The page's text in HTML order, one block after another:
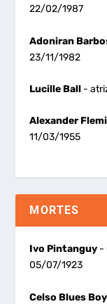
22/02/1987
Adoniran
23/11/1982
Lucille Ball -
Alexander
11/03/1955
MORTES
Ivo Pintanguy -
05/07/1923
Celso Blues Boy